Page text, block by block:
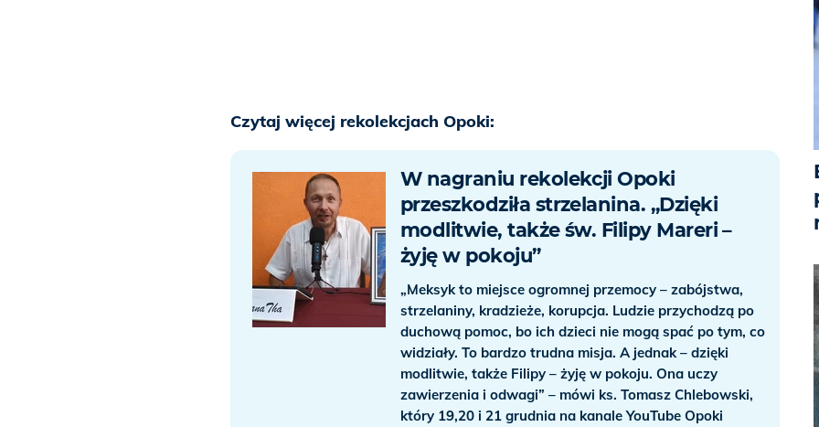
Czytaj więcej rekolekcjach Opoki:
W nagraniu rekolekcji Opoki
przeszkodziła strzelanina. „Dzięki
modlitwie, także św. Filipy Mareri –
żyję w pokoju”
„Meksyk to miejsce ogromnej przemocy – zabójstwa,
strzelaniny, kradzieże, korupcja. Ludzie przychodzą po
duchową pomoc, bo ich dzieci nie mogą spać po tym, co
widziały. To bardzo trudna misja. A jednak – dzięki
modlitwie, także Filipy – żyję w pokoju. Ona uczy
zawierzenia i odwagi” – mówi ks. Tomasz Chlebowski,
który 19,20 i 21 grudnia na kanale YouTube Opoki